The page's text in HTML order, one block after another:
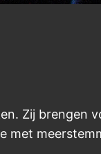
Zij brengen
met